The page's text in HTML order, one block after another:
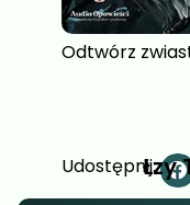
Odtwórz
Udostępnij:Łzy